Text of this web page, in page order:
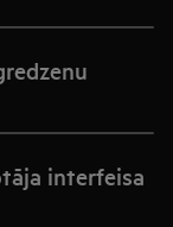
interfeisa